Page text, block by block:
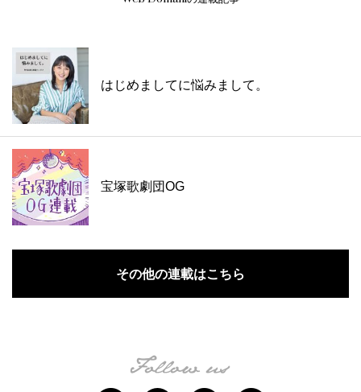
はじめましてに悩みまして。
宝塚歌劇団OG
その他の連載はこちら